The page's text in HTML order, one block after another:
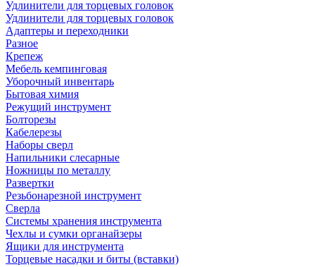
Удлинители для торцевых головок
Удлинители для торцевых головок
Адаптеры и переходники
Разное
Крепеж
Мебель кемпинговая
Уборочный инвентарь
Бытовая химия
Режущий инструмент
Болторезы
Кабелерезы
Наборы сверл
Напильники слесарные
Ножницы по металлу
Развертки
Резьбонарезной инструмент
Сверла
Системы хранения инструмента
Чехлы и сумки органайзеры
Ящики для инструмента
Торцевые насадки и биты (вставки)